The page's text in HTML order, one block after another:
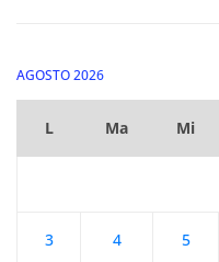
AGOSTO 2026
L Ma Mi
3 4 5